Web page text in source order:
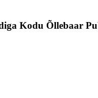
Kodu Õllebaar